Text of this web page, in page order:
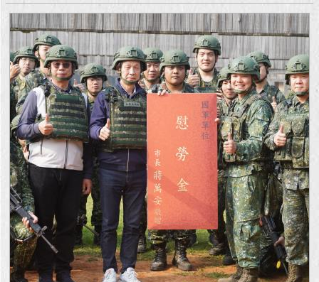
題
回
首
頁
網
站
導
覽
English
常
見
問